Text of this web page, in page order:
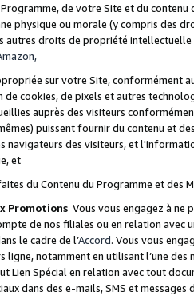
de votre Site et du
physique ou morale (y compris des
autres droits de propriété
sur votre Site, conformément
de cookies, de pixels et autres
auprès des visiteurs
puissent fournir du contenu et
navigateurs des visiteurs, et
et
du Contenu du Programme et des
Promotions Vous vous engagez à ne
de nos filiales ou en relation avec
le cadre de l’Accord. Vous vous
ligne, notamment en utilisant l’une
Lien Spécial en relation avec tout
dans des e-mails, SMS et